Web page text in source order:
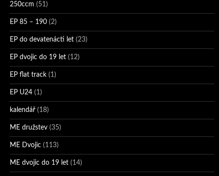
250ccm (51)
EP 85 – 190 (2)
EP do devatenácti let (23)
EP dvojic do 19 let (12)
EP flat track (1)
EP U24 (1)
kalendář (18)
ME družstev (35)
ME Dvojic (113)
ME dvojic do 19 let (14)